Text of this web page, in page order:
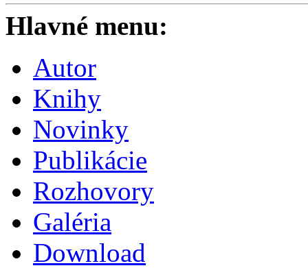
Hlavné menu:
Autor
Knihy
Novinky
Publikácie
Rozhovory
Galéria
Download